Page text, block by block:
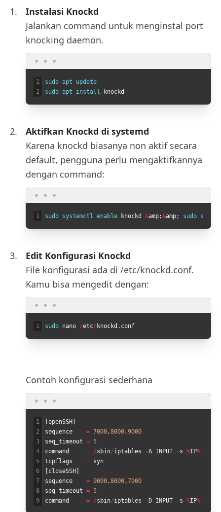
Instalasi Knockd
Jalankan command untuk menginstal port
knocking daemon.
1
2
sudo apt update
sudo apt install knockd
Aktifkan Knockd di systemd
Karena knockd biasanya non aktif secara
default, pengguna perlu mengaktifkannya
dengan command:
1 sudo systemctl enable knockd &amp;&amp; sudo
Edit Konfigurasi Knockd
File konfigurasi ada di /etc/knockd.conf.
Kamu bisa mengedit dengan:
1 sudo nano /etc/ knockd . conf
Contoh konfigurasi sederhana
1
2
3
4
5
6
7
8
9
[openSSH]
sequence
= 7000 ,8000 ,9000
seq_timeout = 5
command
= /sbin/iptables -A INPUT -s %IP%
tcpflags
= syn
[closeSSH]
sequence
= 9000 ,8000 ,7000
seq_timeout = 5
command
= /sbin/iptables -D INPUT -s %IP%